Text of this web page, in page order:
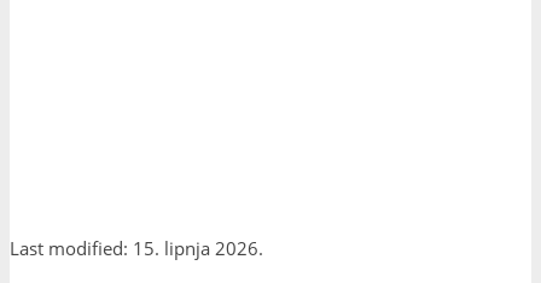
Last modified: 15. lipnja 2026.